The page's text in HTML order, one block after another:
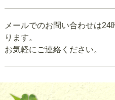
メールでのお問い合わせは
ります。
お気軽にご連絡ください。